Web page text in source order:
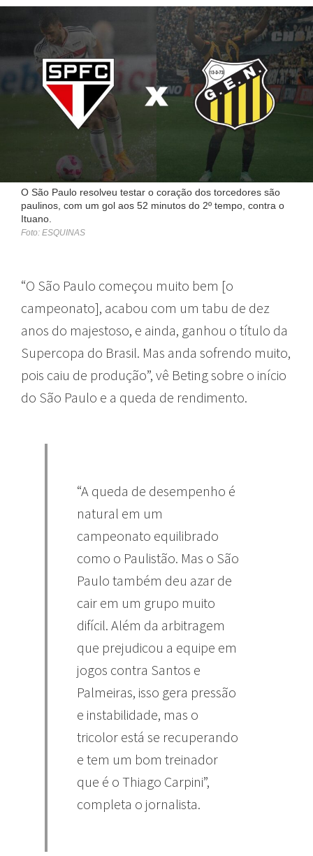
O São Paulo resolveu testar o coração dos torcedores são
paulinos, com um gol aos 52 minutos do 2º tempo, contra o
Ituano.
Foto: ESQUINAS
“O São Paulo começou muito bem [o
campeonato], acabou com um tabu de dez
anos do majestoso, e ainda, ganhou o título da
Supercopa do Brasil. Mas anda sofrendo muito,
pois caiu de produção”, vê Beting sobre o início
do São Paulo e a queda de rendimento.
“A queda de desempenho é
natural em um
campeonato equilibrado
como o Paulistão. Mas o São
Paulo também deu azar de
cair em um grupo muito
difícil. Além da arbitragem
que prejudicou a equipe em
jogos contra Santos e
Palmeiras, isso gera pressão
e instabilidade, mas o
tricolor está se recuperando
e tem um bom treinador
que é o Thiago Carpini”,
completa o jornalista.